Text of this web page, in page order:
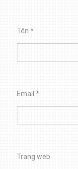
Tên*
Email*
Trang web